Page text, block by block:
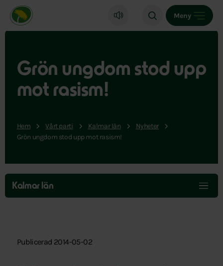
Miljöpartiet de gröna, startsida
Meny
Grön ungdom stod upp
mot rasism!
Hem Vårt parti Kalmar län
Nyheter
Grön ungdom stod upp mot rasism!
Hoppa
över
menyn
Kalmar län
Publicerad 2014-05-02